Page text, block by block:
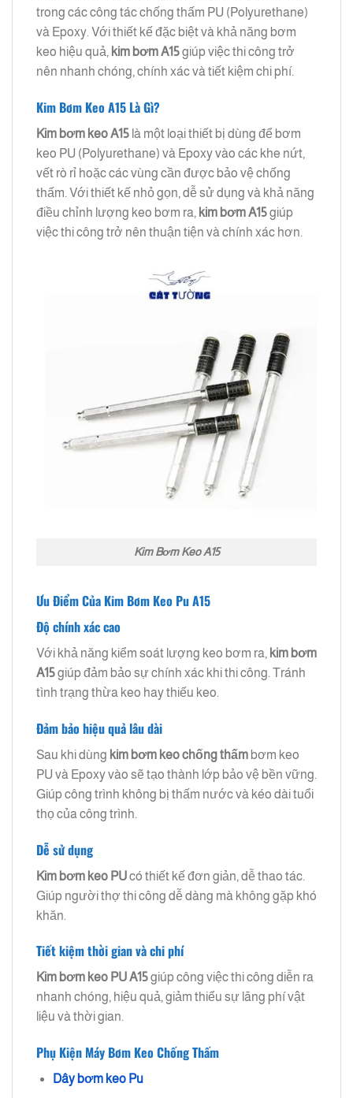
trong các công tác chống thấm PU (Polyurethane)
và Epoxy. Với thiết kế đặc biệt và khả năng bơm
keo hiệu quả, kim bơm A15giúp việc thi công trở
nên nhanh chóng, chính xác và tiết kiệm chi phí.
Kim Bơm Keo A15 Là Gì?
Kim bơm keo A15 là một loại thiết bị dùng để bơm
keo PU (Polyurethane) và Epoxy vào các khe nứt,
vết rò rỉ hoặc các vùng cần được bảo vệ chống
thấm. Với thiết kế nhỏ gọn, dễ sử dụng và khả năng
điều chỉnh lượng keo bơm ra, kim bơm A15giúp
việc thi công trở nên thuận tiện và chính xác hơn.
Kim Bơm Keo A15
Ưu Điểm Của Kim Bơm Keo Pu A15
Độ chính xác cao
Với khả năng kiểm soát lượng keo bơm ra, kim bơm
A15giúp đảm bảo sự chính xác khi thi công. Tránh
tình trạng thừa keo hay thiếu keo.
Đảm bảo hiệu quả lâu dài
Sau khi dùng kim bơm keo chống thấm bơm keo
PU và Epoxy vào sẽ tạo thành lớp bảo vệ bền vững.
Giúp công trình không bị thấm nước và kéo dài tuổi
thọ của công trình.
Dễ sử dụng
Kim bơm keo PUcó thiết kế đơn giản, dễ thao tác.
Giúp người thợ thi công dễ dàng mà không gặp khó
khăn.
Tiết kiệm thời gian và chi phí
Kim bơm keo PU A15giúp công việc thi công diễn ra
nhanh chóng, hiệu quả, giảm thiểu sự lãng phí vật
liệu và thời gian.
Phụ Kiện Máy Bơm Keo Chống Thấm
Dây bơm keo Pu